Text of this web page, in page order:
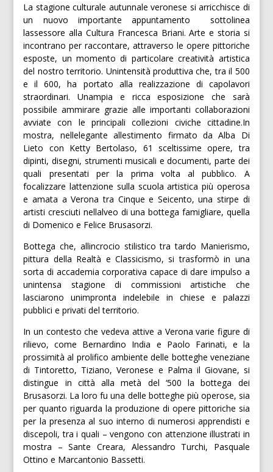
La stagione culturale autunnale veronese si arricchisce di
un nuovo importante appuntamento  sottolinea
lassessore alla Cultura Francesca Briani. Arte e storia si
incontrano per raccontare, attraverso le opere pittoriche
esposte, un momento di particolare creatività artistica
del nostro territorio. Unintensità produttiva che, tra il 500
e il 600, ha portato alla realizzazione di capolavori
straordinari. Unampia e ricca esposizione che sarà
possibile ammirare grazie alle importanti collaborazioni
avviate con le principali collezioni civiche cittadine.In
mostra, nellelegante allestimento firmato da Alba Di
Lieto con Ketty Bertolaso, 61 sceltissime opere, tra
dipinti, disegni, strumenti musicali e documenti, parte dei
quali presentati per la prima volta al pubblico. A
focalizzare lattenzione sulla scuola artistica più operosa
e amata a Verona tra Cinque e Seicento, una stirpe di
artisti cresciuti nellalveo di una bottega famigliare, quella
di Domenico e Felice Brusasorzi.
Bottega che, allincrocio stilistico tra tardo Manierismo,
pittura della Realtà e Classicismo, si trasformò in una
sorta di accademia corporativa capace di dare impulso a
unintensa stagione di commissioni artistiche che
lasciarono unimpronta indelebile in chiese e palazzi
pubblici e privati del territorio.
In un contesto che vedeva attive a Verona varie figure di
rilievo, come Bernardino India e Paolo Farinati, e la
prossimità al prolifico ambiente delle botteghe veneziane
di Tintoretto, Tiziano, Veronese e Palma il Giovane, si
distingue in città alla metà del ‘500 la bottega dei
Brusasorzi. La loro fu una delle botteghe più operose, sia
per quanto riguarda la produzione di opere pittoriche sia
per la presenza al suo interno di numerosi apprendisti e
discepoli, tra i quali – vengono con attenzione illustrati in
mostra – Sante Creara, Alessandro Turchi, Pasquale
Ottino e Marcantonio Bassetti.